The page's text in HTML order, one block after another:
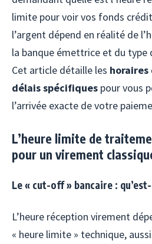
limite pour voir vos fonds
l’argent dépend en réalité de
la banque émettrice et du type
Cet article détaille les
délais spécifiques pour vous
l’arrivée exacte de votre
L’heure limite de
pour un virement
Le « cut-off » bancaire : qu’est-
L’heure réception virement
« heure limite » technique,